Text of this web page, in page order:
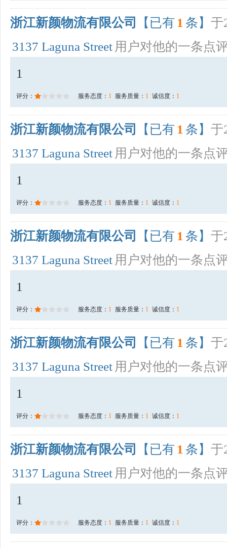
浙江新颜物流有限公司 【已有 1 条】 于
3137 Laguna Street 用户对他的一条点
1
评分： 服务态度： 1 服务质量： 1 诚信度： 1
浙江新颜物流有限公司 【已有 1 条】 于
3137 Laguna Street 用户对他的一条点
1
评分： 服务态度： 1 服务质量： 1 诚信度： 1
浙江新颜物流有限公司 【已有 1 条】 于
3137 Laguna Street 用户对他的一条点
1
评分： 服务态度： 1 服务质量： 1 诚信度： 1
浙江新颜物流有限公司 【已有 1 条】 于
3137 Laguna Street 用户对他的一条点
1
评分： 服务态度： 1 服务质量： 1 诚信度： 1
浙江新颜物流有限公司 【已有 1 条】 于
3137 Laguna Street 用户对他的一条点
1
评分： 服务态度： 1 服务质量： 1 诚信度： 1